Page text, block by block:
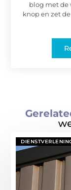
blog met de
knop en zet